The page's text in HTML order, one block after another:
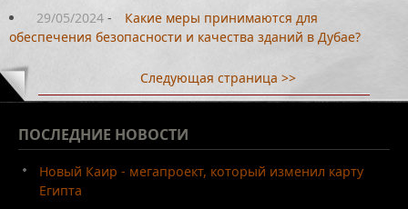
29/05/2024 -
Какие меры принимаются для
обеспечения безопасности и качества зданий в Дубае?
Следующая страница >>
ПОСЛЕДНИЕ НОВОСТИ
Новый Каир - мегапроект, который изменил карту
Египта